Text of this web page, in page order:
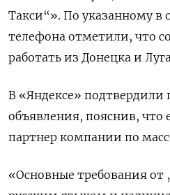
Такси“». По указанному в
телефона отметили, что
работать из Донецка и
В «Яндексе» подтвердили
объявления, пояснив, что
партнер компании по
«Основные требования от